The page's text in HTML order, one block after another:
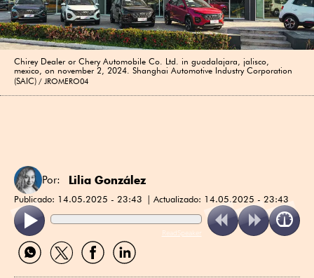
Chirey Dealer or Chery Automobile Co. Ltd. in guadalajara, jalisco,
mexico, on november 2, 2024. Shanghai Automotive Industry Corporation
(SAIC)
JROMERO04
Por: Lilia González
Publicado: 14.05.2025 - 23:43 Actualizado: 14.05.2025 - 23:43
ReadSpeaker
Compartir
por
Compartir
por
Compartir
por
Compartir
por